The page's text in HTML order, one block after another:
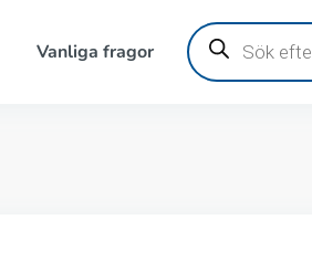
Vanliga fragor
Produktsökning